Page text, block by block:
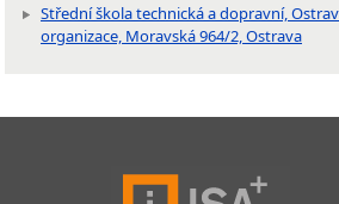
Střední škola technická a dopravní,
organizace, Moravská 964/2, Ostrava